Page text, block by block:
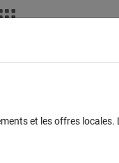
i
Connectez-
et les offres locales.